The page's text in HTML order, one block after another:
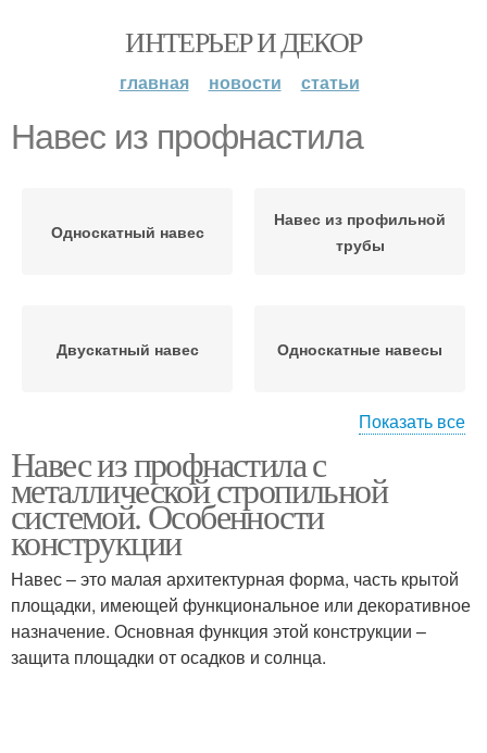
ИНТЕРЬЕР И ДЕКОР
главная новости статьи
Навес из профнастила
Односкатный навес
Навес из профильной
трубы
Двускатный навес Односкатные навесы
Навесы из профнастила Арочный навес
Навесы из профлиста Полукруглый навес
Показать все
Навес из профнастила с
металлической стропильной
системой. Особенности
конструкции
Навес – это малая архитектурная форма, часть крытой
площадки, имеющей функциональное или декоративное
назначение. Основная функция этой конструкции –
защита площадки от осадков и солнца.